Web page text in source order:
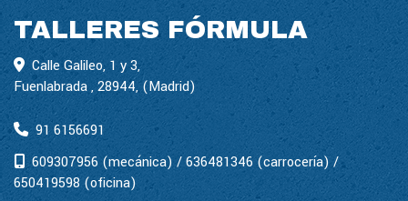
TALLERES FÓRMULA
Calle Galileo, 1 y 3,
Fuenlabrada,28944,(Madrid)
91 6156691
609307956 (mecánica) / 636481346 (carrocería) /
650419598 (oficina)